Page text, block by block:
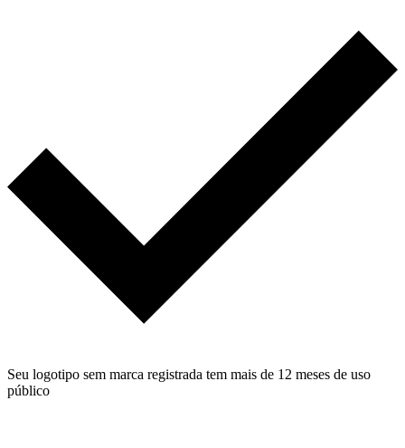
Seu logotipo sem marca registrada tem mais de 12 meses de uso
público